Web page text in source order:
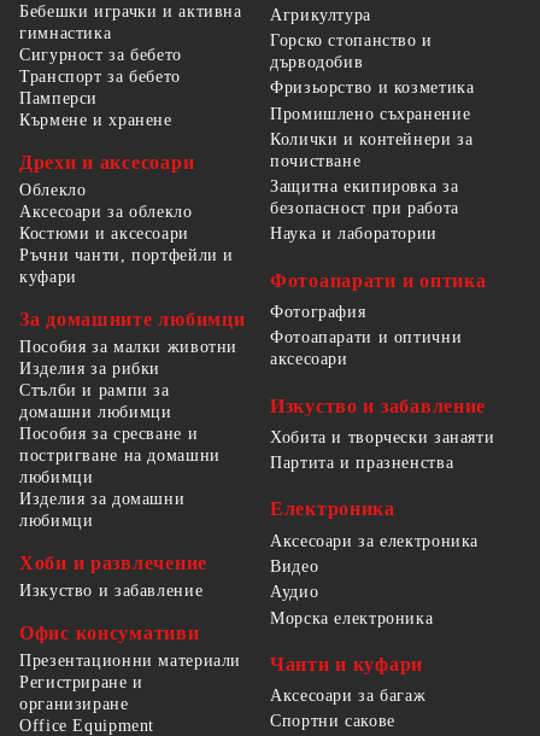
Бебешки играчки и активна
гимнастика
Сигурност за бебето
Транспорт за бебето
Памперси
Кърмене и хранене
Дрехи и аксесоари
Облекло
Аксесоари за облекло
Костюми и аксесоари
Ръчни чанти, портфейли и
куфари
За домашните любимци
Пособия за малки животни
Изделия за рибки
Стълби и рампи за
домашни любимци
Пособия за сресване и
постригване на домашни
любимци
Изделия за домашни
любимци
Хоби и развлечение
Изкуство и забавление
Офис консумативи
Презентационни материали
Регистриране и
организиране
Office Equipment
Агрикултура
Горско стопанство и
дърводобив
Фризьорство и козметика
Промишлено съхранение
Колички и контейнери за
почистване
Защитна екипировка за
безопасност при работа
Наука и лаборатории
Фотоапарати и оптика
Фотография
Фотоапарати и оптични
аксесоари
Изкуство и забавление
Хобита и творчески занаяти
Партита и празненства
Електроника
Аксесоари за електроника
Видео
Аудио
Морска електроника
Чанти и куфари
Аксесоари за багаж
Спортни сакове